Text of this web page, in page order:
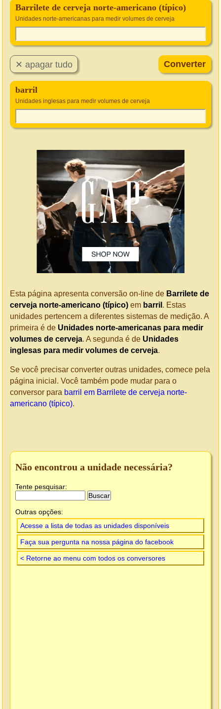
Barrilete de cerveja norte-americano (típico)
Unidades norte-americanas para medir volumes de cerveja
barril
Unidades inglesas para medir volumes de cerveja
Esta página apresenta conversão on-line de Barrilete de
cerveja norte-americano (típico) em barril . Estas
unidades pertencem a diferentes sistemas de medição. A
primeira é de Unidades norte-americanas para medir
volumes de cerveja. A segunda é de Unidades
inglesas para medir volumes de cerveja.
Se você precisar converter outras unidades, comece pela
página inicial. Você também pode mudar para o
conversor para barril em Barrilete de cerveja norte-
americano (típico).
Não encontrou a unidade necessária?
Tente pesquisar:
Outras opções:
Acesse a lista de todas as unidades disponíveis
Faça sua pergunta na nossa página do facebook
< Retorne ao menu com todos os conversores